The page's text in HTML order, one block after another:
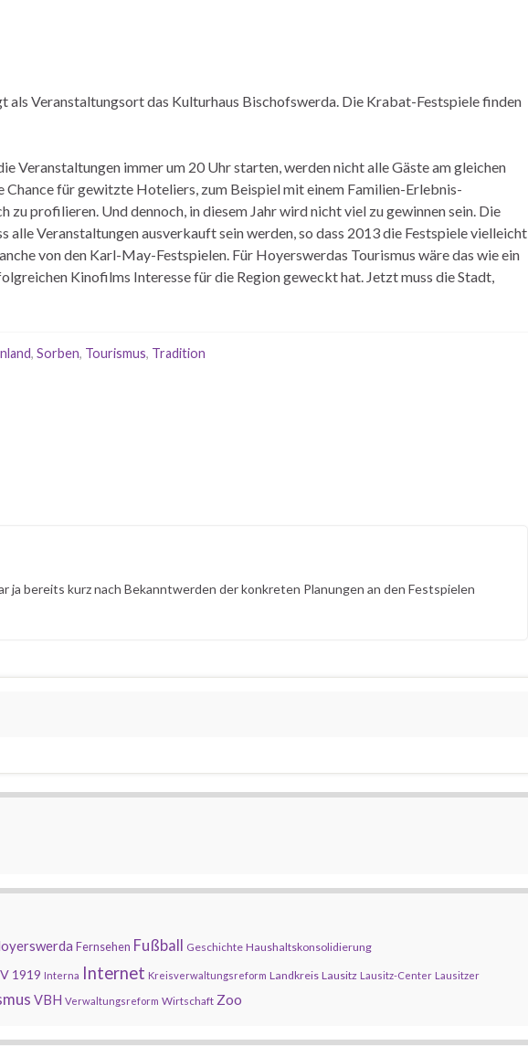
als Veranstaltungsort das Kulturhaus Bischofswerda. Die Krabat-Festspiele finden
Veranstaltungen immer um 20 Uhr starten, werden nicht alle Gäste am gleichen
für gewitzte Hoteliers, zum Beispiel mit einem Familien-Erlebnis-
profilieren. Und dennoch, in diesem Jahr wird nicht viel zu gewinnen sein. Die
alle Veranstaltungen ausverkauft sein werden, so dass 2013 die Festspiele vielleicht
von den Karl-May-Festspielen. Für Hoyerswerdas Tourismus wäre das wie ein
Kinofilms Interesse für die Region geweckt hat. Jetzt muss die Stadt,
, Sorben, Tourismus, Tradition
bereits kurz nach Bekanntwerden der konkreten Planungen an den Festspielen
Fernsehen Fußball Geschichte Haushaltskonsolidierung
1919 Interna Internet Kreisverwaltungsreform Landkreis Lausitz Lausitz-Center Lausitzer
VBH Verwaltungsreform Wirtschaft Zoo